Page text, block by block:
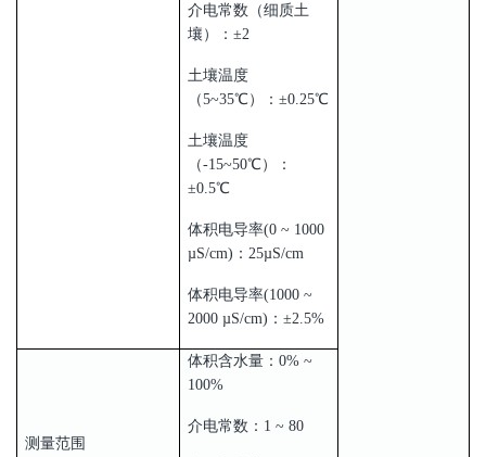
介电常数（细质土
壤）：±2
土壤温度
（5~35℃）：±0.25℃
土壤温度
（-15~50℃）：
±0.5℃
体积电导率(0 ~ 1000
µS/cm)：25µS/cm
体积电导率(1000 ~
2000 µS/cm)：±2.5%
测量范围
体积含水量：0% ~
100%
介电常数：1 ~ 80